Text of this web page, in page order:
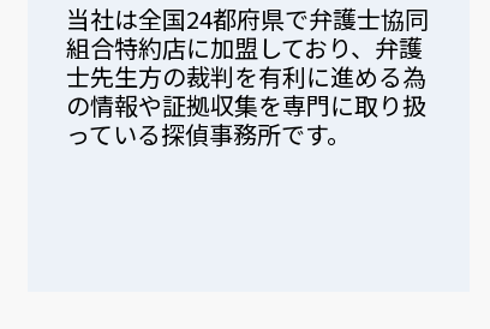
当社は全国24都府県で弁護士協同
組合特約店に加盟しており、弁護
士先生方の裁判を有利に進める為
の情報や証拠収集を専門に取り扱
っている探偵事務所です。